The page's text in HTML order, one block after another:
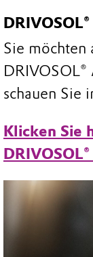
Sie möchten
schauen Sie
Klicken Sie